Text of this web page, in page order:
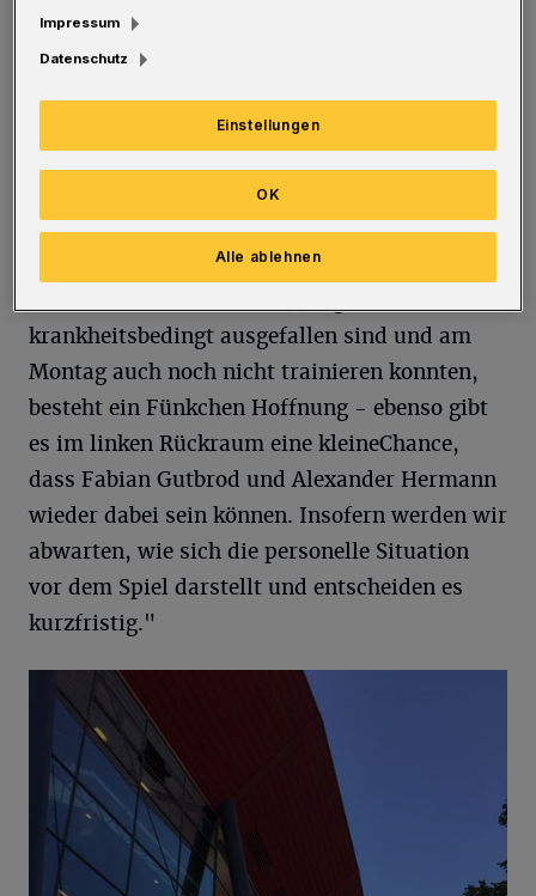
E
twa die: In welcher Funktion sitzt der
Szilagyi: "Ich habe mit dem Trainer
besprochen, dass ein weiterer Einsatz von mir
als Option bis zum Spiel offen bleibt. Wir
werden schauen, was bis Mittwoch noch
passiert. Bei Maximilian Hermann und
krankheitsbedingt ausgefallen sind und am
Montag auch noch nicht trainieren konnten,
besteht ein Fünkchen Hoffnung - ebenso gibt
es im linken Rückraum eine kleineChance,
dass Fabian Gutbrod und Alexander Hermann
wieder dabei sein können. Insofern werden wir
abwarten, wie sich die personelle Situation
vor dem Spiel darstellt und entscheiden es
kurzfristig."
Impressum
Datenschutz
Einstellungen
Alle ablehnen
OK